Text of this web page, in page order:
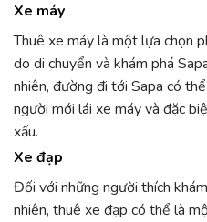
Xe máy
Thuê xe máy là một lựa chọn
do di chuyển và khám phá
nhiên, đường đi tới Sapa có
người mới lái xe máy và đặc
xấu.
Xe đạp
Đối với những người thích
nhiên, thuê xe đạp có thể là